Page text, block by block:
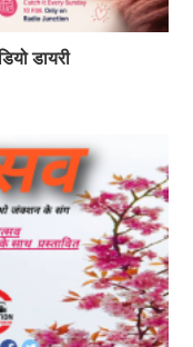
डायरी